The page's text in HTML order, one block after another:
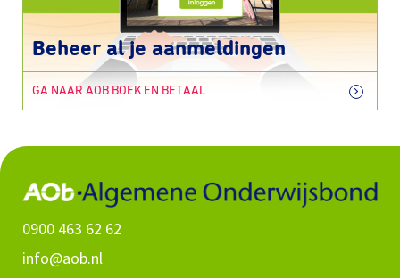
Beheer al je aanmeldingen
GA NAAR AOB BOEK EN BETAAL
0900 463 62 62
info@aob.nl